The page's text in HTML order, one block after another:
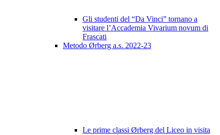
Gli studenti del “Da Vinci” tornano a
visitare l’Accademia Vivarium novum di
Frascati
Metodo Ørberg a.s. 2022-23
Le prime classi Ørberg del Liceo in visita